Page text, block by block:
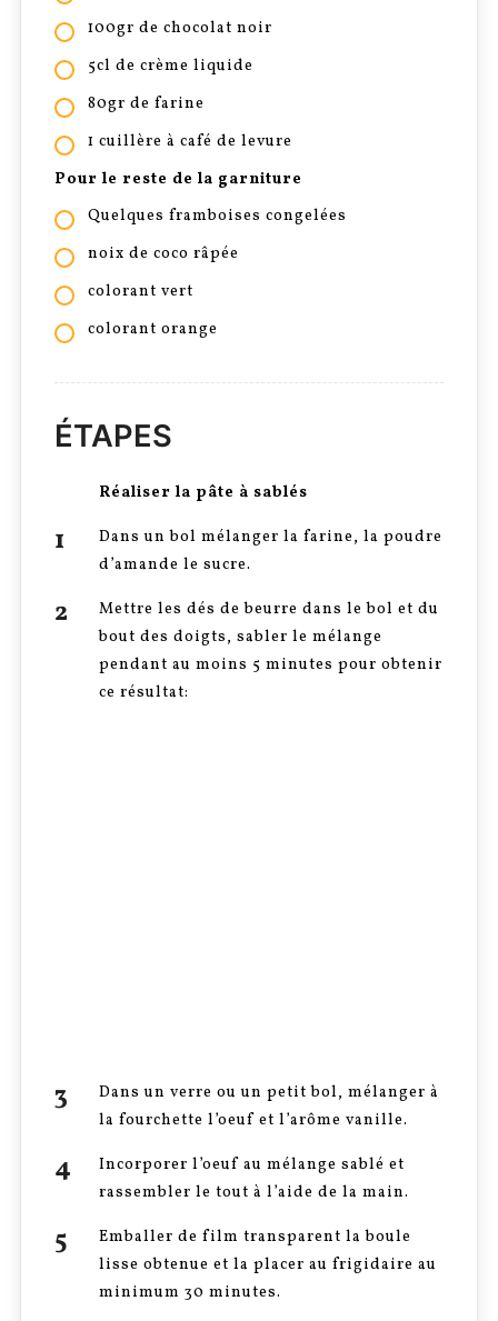
100gr de chocolat noir
5cl de crème liquide
80gr de farine
1 cuillère à café de levure
Pour le reste de la garniture
Quelques framboises congelées
noix de coco râpée
colorant vert
colorant orange
ÉTAPES
Réaliser la pâte à sablés
Dans un bol mélanger la farine, la poudre
d’amande le sucre.
Mettre les dés de beurre dans le bol et du
bout des doigts, sabler le mélange
pendant au moins 5 minutes pour obtenir
ce résultat:
Dans un verre ou un petit bol, mélanger à
la fourchette l’oeuf et l’arôme vanille.
Incorporer l’oeuf au mélange sablé et
rassembler le tout à l’aide de la main.
Emballer de film transparent la boule
lisse obtenue et la placer au frigidaire au
minimum 30 minutes.